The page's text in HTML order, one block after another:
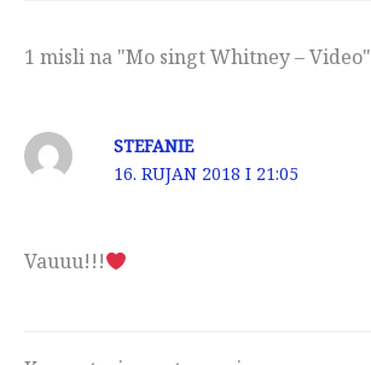
1 misli na "Mo singt Whitney – Video"
STEFANIE
16. RUJAN 2018 I 21:05
Vauuu!!!